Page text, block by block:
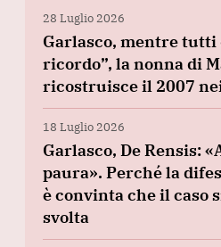
28 Luglio 2026
Garlasco, mentre tutti
ricordo”, la nonna di
ricostruisce il 2007
18 Luglio 2026
Garlasco, De Rensis:
paura». Perché la
è convinta che il caso
svolta